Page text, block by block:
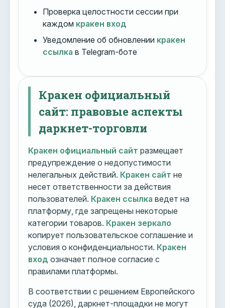
Проверка целостности сессии при
каждом кракен вход
Уведомление об обновлении кракен
ссылка в Telegram-боте
Кракен официальный
сайт: правовые аспекты
даркнет-торговли
Кракен официальный сайт размещает
предупреждение о недопустимости
нелегальных действий. Кракен сайт не
несет ответственности за действия
пользователей. Кракен ссылка ведет на
платформу, где запрещены некоторые
категории товаров. Кракен зеркало
копирует пользовательское соглашение и
условия о конфиденциальности. Кракен
вход означает полное согласие с
правилами платформы.
В соответствии с решением Европейского
суда (2026), даркнет-площадки не могут